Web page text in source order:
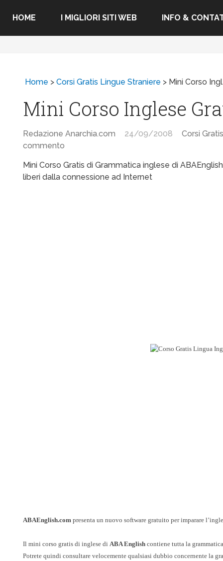
HOME I MIGLIORI SITI WEB INFO &
Home >Corsi Gratis Lingue Straniere > Mini Corso
Mini Corso Inglese
Redazione Anarchia.com 24/09/2008
Corsi
commento
Mini Corso Gratis di Grammatica inglese di
liberi dalla connessione ad Internet
ABAEnglish.com presenta un nuovo software gratuito per imparare
Il mini corso gratis di inglese diABA English contiene tutta la
Potrete quindi consultare velocemente qualsiasi dubbio concernente la